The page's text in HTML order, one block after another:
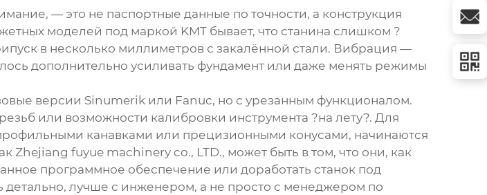
— это не паспортные данные по точности, а конструкция
моделей под маркой KMT бывает, что станина слишком ?
в несколько миллиметров с закалённой стали. Вибрация —
дополнительно усиливать фундамент или даже менять режимы
версии Sinumerik или Fanuc, но с урезанным функционалом.
или возможности калибровки инструмента ?на лету?. Для
канавками или прецизионными конусами, начинаются
Zhejiang fuyue machinery co., LTD., может быть в том, что они, как
программное обеспечение или доработать станок под
детально, лучше с инженером, а не просто с менеджером по